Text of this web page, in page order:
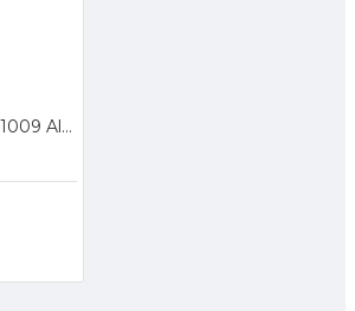
Kenmaster CL-1009 Alat Tambal Ban Tubeless